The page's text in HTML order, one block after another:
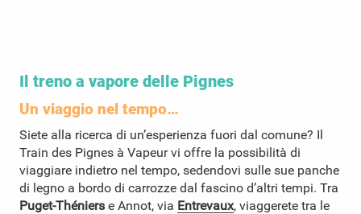
Il treno a vapore delle Pignes
Un viaggio nel tempo…
Siete alla ricerca di un’esperienza fuori dal comune? Il
Train des Pignes à Vapeur vi offre la possibilità di
viaggiare indietro nel tempo, sedendovi sulle sue panche
di legno a bordo di carrozze dal fascino d’altri tempi. Tra
Puget-Théniers e Annot, via Entrevaux, viaggerete tra le